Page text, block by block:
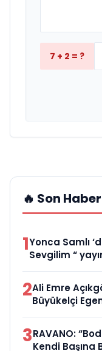
7 + 2 = ?
🔥 Son
1Yonca Samlı
Sevgilim “
2Ali Emre
Büyükelçi
3RAVANO:
Kendi Başına